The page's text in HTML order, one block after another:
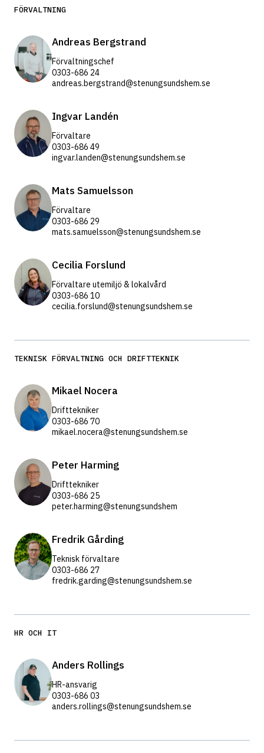
FÖRVALTNING
Andreas Bergstrand
Förvaltningschef
0303-686 24
andreas.bergstrand@stenungsundshem.se
Ingvar Landén
Förvaltare
0303-686 49
ingvar.landen@stenungsundshem.se
Mats Samuelsson
Förvaltare
0303-686 29
mats.samuelsson@stenungsundshem.se
Cecilia Forslund
Förvaltare utemiljö & lokalvård
0303-686 10
cecilia.forslund@stenungsundshem.se
TEKNISK FÖRVALTNING OCH DRIFTTEKNIK
Mikael Nocera
Drifttekniker
0303-686 70
mikael.nocera@stenungsundshem.se
Peter Harming
Drifttekniker
0303-686 25
peter.harming@stenungsundshem
Fredrik Gårding
Teknisk förvaltare
0303-686 27
fredrik.garding@stenungsundshem.se
HR OCH IT
Anders Rollings
HR-ansvarig
0303-686 03
anders.rollings@stenungsundshem.se